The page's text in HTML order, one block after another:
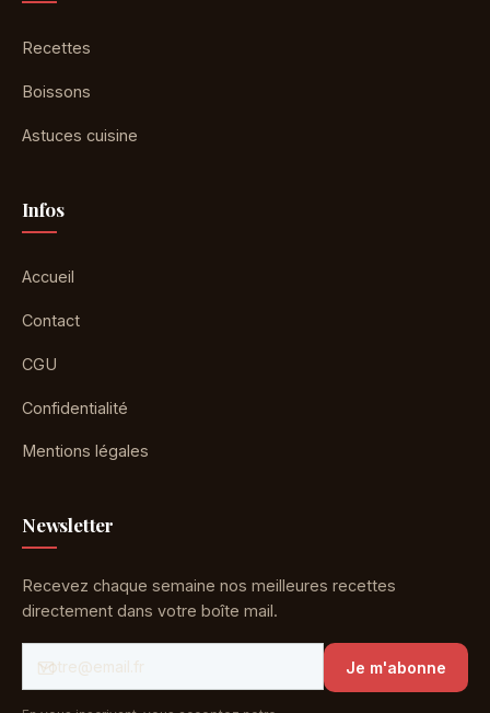
Recettes
Boissons
Astuces cuisine
Infos
Accueil
Contact
CGU
Confidentialité
Mentions légales
Newsletter
Recevez chaque semaine nos meilleures recettes
directement dans votre boîte mail.
Je m'abonne